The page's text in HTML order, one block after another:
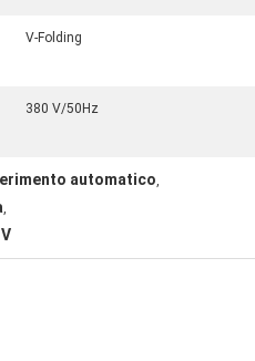
V-Folding
380 V/50Hz
automatico,
,